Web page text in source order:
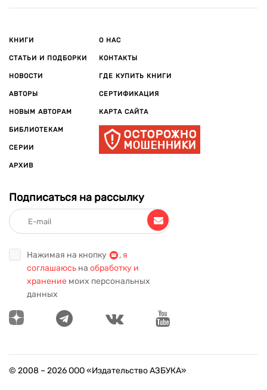
КНИГИ
СТАТЬИ И ПОДБОРКИ
НОВОСТИ
АВТОРЫ
НОВЫМ АВТОРАМ
БИБЛИОТЕКАМ
СЕРИИ
АРХИВ
О НАС
КОНТАКТЫ
ГДЕ КУПИТЬ КНИГИ
СЕРТИФИКАЦИЯ
КАРТА САЙТА
Подписаться на рассылку
Нажимая на кнопку , я
соглашаюсь на обработку и
хранение моих персональных
данных
© 2008 – 2026ООО «Издательство АЗБУКА»